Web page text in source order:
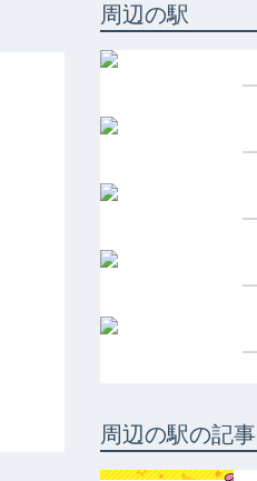
周辺の駅
周辺の駅の記事